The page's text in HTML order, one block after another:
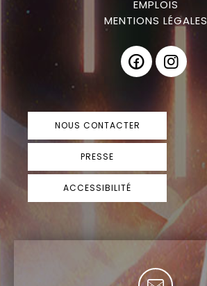
EMPLOIS
MENTIONS LÉGALES
NOUS CONTACTER
PRESSE
ACCESSIBILITÉ